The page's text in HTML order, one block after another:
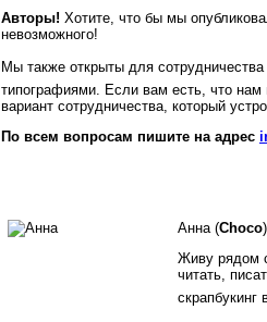
Авторы! Хотите, что бы мы
невозможного!
Мы также открыты для
типографиями. Если вам есть, что
вариант сотрудничества, который
По всем вопросам пишите на адрес
Анна (Choco
Живу рядом
читать,
скрапбукинг